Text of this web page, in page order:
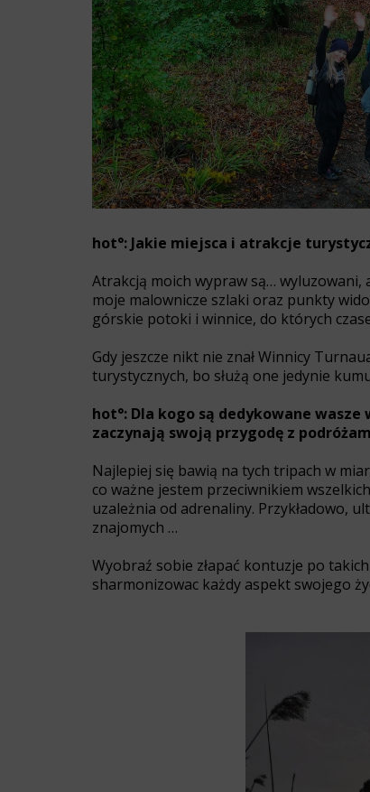
hot°: Jakie miejsca i atrakcje
Atrakcją moich wypraw są…
moje malownicze szlaki oraz punkty
górskie potoki i winnice, do których
Gdy jeszcze nikt nie znał Winnicy
turystycznych, bo służą one jedynie
hot°: Dla kogo są dedykowane
zaczynają swoją przygodę z
Najlepiej się bawią na tych tripach w
co ważne jestem przeciwnikiem
uzależnia od adrenaliny. Przykładowo,
znajomych …
Wyobraź sobie złapać kontuzje po
sharmonizowac każdy aspekt swojego